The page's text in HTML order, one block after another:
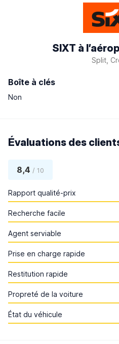
SIXT à
Split,
Boîte à clés
Non
Évaluations des
8,4 / 10
Rapport qualité-prix
Recherche facile
Agent serviable
Prise en charge rapide
Restitution rapide
Propreté de la voiture
État du véhicule